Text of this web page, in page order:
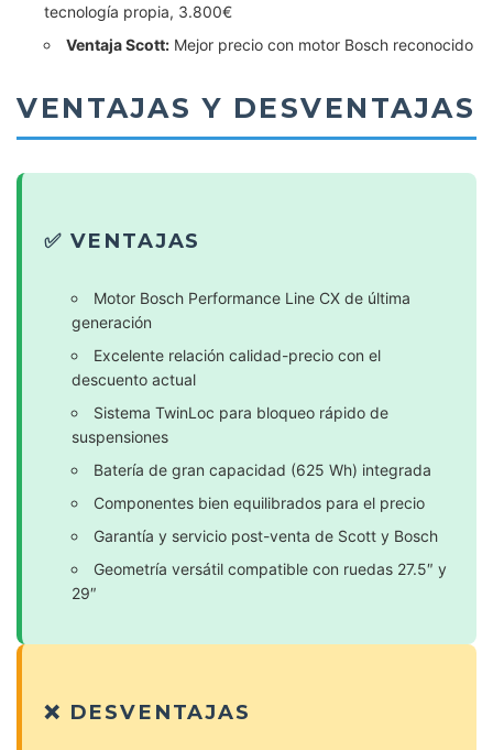
tecnología propia, 3.800€
Ventaja Scott: Mejor precio con motor Bosch reconocido
VENTAJAS Y DESVENTAJAS
✅ VENTAJAS
Motor Bosch Performance Line CX de última
generación
Excelente relación calidad-precio con el
descuento actual
Sistema TwinLoc para bloqueo rápido de
suspensiones
Batería de gran capacidad (625 Wh) integrada
Componentes bien equilibrados para el precio
Garantía y servicio post-venta de Scott y Bosch
Geometría versátil compatible con ruedas 27.5″ y
29″
❌ DESVENTAJAS